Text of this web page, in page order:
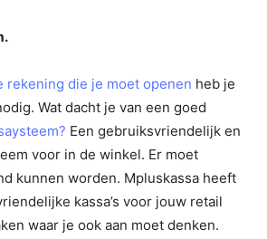
rekening die je moet openen heb je
Wat dacht je van een goed
Een gebruiksvriendelijk en
voor in de winkel. Er moet
kunnen worden. Mpluskassa heeft
kassa’s voor jouw retail
waar je ook aan moet denken.